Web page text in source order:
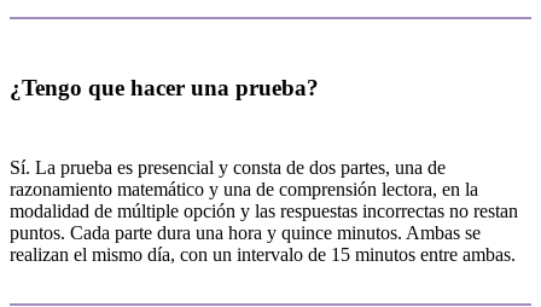
¿Tengo que hacer una prueba?
Sí. La prueba es presencial y consta de dos partes, una de
razonamiento matemático y una de comprensión lectora, en la
modalidad de múltiple opción y las respuestas incorrectas no restan
puntos. Cada parte dura una hora y quince minutos. Ambas se
realizan el mismo día, con un intervalo de 15 minutos entre ambas.